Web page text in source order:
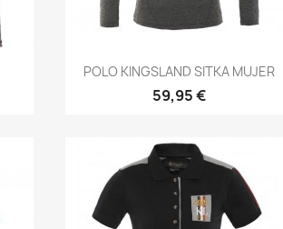
Vista rápida
POLO KINGSLAND SITKA MUJER
59,95 €